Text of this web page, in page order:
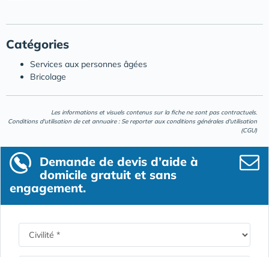
Catégories
Services aux personnes âgées
Bricolage
Les informations et visuels contenus sur la fiche ne sont pas contractuels.
Conditions d'utilisation de cet annuaire : Se reporter aux conditions générales d'utilisation
(CGU)
Demande de devis d’aide à
domicile gratuit et sans
engagement.